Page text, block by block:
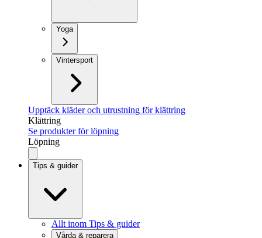
Yoga
Vintersport
Upptäck kläder och utrustning för klättring
Klättring
Se produkter för löpning
Löpning
Tips & guider
Allt inom Tips & guider
Vårda & reparera